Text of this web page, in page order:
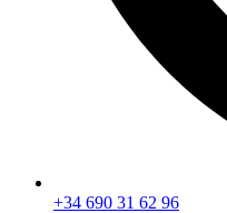
+34 690 31 62 96